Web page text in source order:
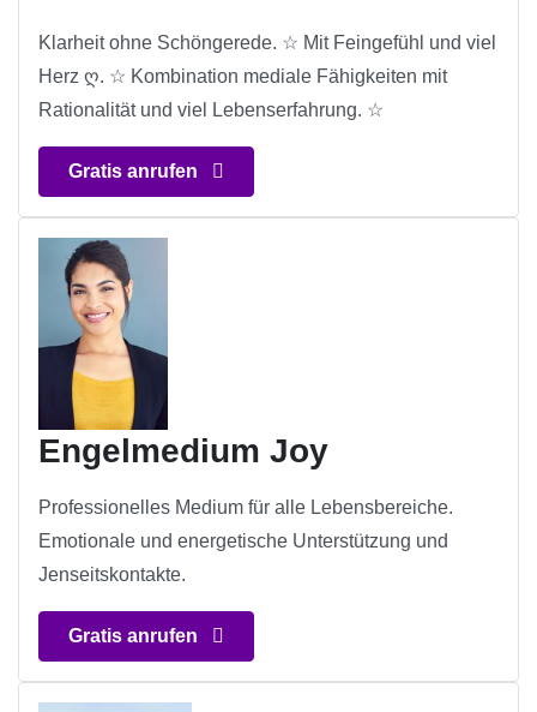
Klarheit ohne Schöngerede. ☆ Mit Feingefühl und viel
Herz ღ. ☆ Kombination mediale Fähigkeiten mit
Rationalität und viel Lebenserfahrung. ☆
Gratis anrufen
Engelmedium Joy
Professionelles Medium für alle Lebensbereiche.
Emotionale und energetische Unterstützung und
Jenseitskontakte.
Gratis anrufen